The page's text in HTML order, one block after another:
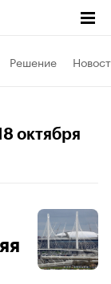
Решение
октября